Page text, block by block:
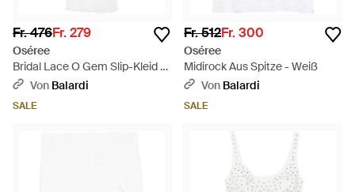
Fr. 476Fr. 279
Oséree
Bridal Lace O Gem Slip-Kleid -
WeißVon Balardi
SALE
Fr. 512Fr. 300
Oséree
Midirock Aus Spitze - Weiß
Von Balardi
SALE